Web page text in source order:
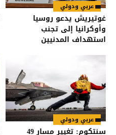
عربي ودولي
غوتيريش يدعو روسيا
وأوكرانيا إلى تجنب
استهداف المدنيين
عربي ودولي
سنتكوم: تغيير مسار 49